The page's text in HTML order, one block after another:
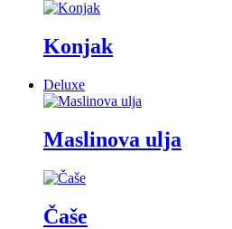
Konjak
Deluxe
Maslinova ulja
Čaše